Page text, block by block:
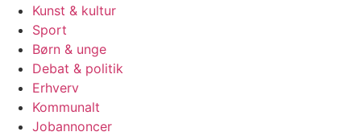
Kunst & kultur
Sport
Børn & unge
Debat & politik
Erhverv
Kommunalt
Jobannoncer